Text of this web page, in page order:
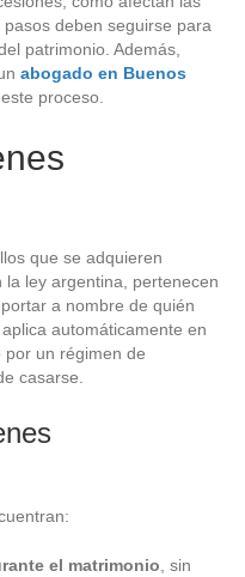
deben seguirse para
patrimonio. Además,
abogado en Buenos
proceso.
que se adquieren
ley argentina, pertenecen
a nombre de quién
automáticamente en
un régimen de
casarse.
el matrimonio, sin